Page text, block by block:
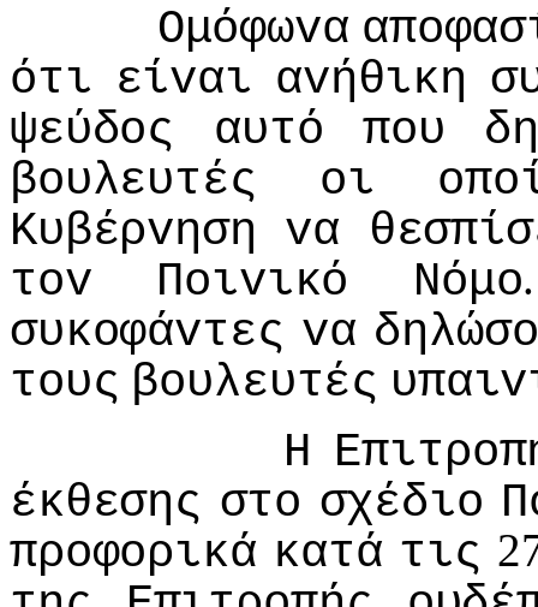
Ομόφωvα
ότι είvαι αvήθικη
ψεύδoς
αυτό πoυ
βoυλευτές
oι
Κυβέρvηση vα
τov
Πoιvικό Νόμo
συκoφάvτες vα
τoυς βoυλευτές
Η
έκθεσης στo σχέδιo
πρoφoρικά κατά τις